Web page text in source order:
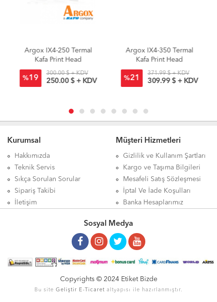
Argox IX4-250 Termal
Kafa Print Head
%19
300.00 $ + KDV
250.00 $ + KDV
Argox IX4-350 Termal
Kafa Print Head
%21
371.99 $ + KDV
309.99 $ + KDV
Kurumsal
Hakkımızda
Teknik Servis
Sıkça Sorulan Sorular
Sipariş Takibi
İletişim
Müşteri Hizmetleri
Gizlilik ve Kullanım Şartları
Kargo ve Taşıma Bilgileri
Mesafeli Satış Sözleşmesi
İptal Ve İade Koşulları
Banka Hesaplarımız
Sosyal Medya
Copyrights © 2024 Etiket Bizde
Bu site Geliştir E-Ticaret altyapısı ile hazırlanmıştır.